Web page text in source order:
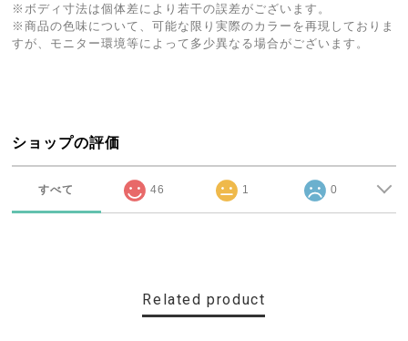
※ボディ寸法は個体差により若干の誤差がございます。
※商品の色味について、可能な限り実際のカラーを再現しておりま
すが、モニター環境等によって多少異なる場合がございます。
ショップの評価
すべて 46 1 0
Related product